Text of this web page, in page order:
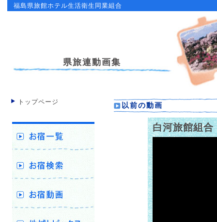
福島県旅館ホテル生活衛生同業組合
県旅連動画集
トップページ 以前の動画
白河旅館組合